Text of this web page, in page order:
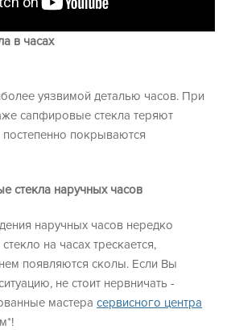
в часах
уязвимой деталью часов. При
сапфировые стекла теряют
покрываются
стекла наручных часов
наручных часов нередко
на часах трескается,
появляются сколы. Если Вы
не стоит нервничать -
мастера сервисного центра